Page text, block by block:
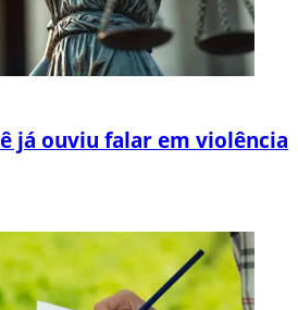
já ouviu falar em violência